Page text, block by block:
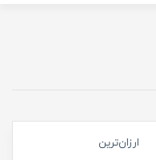
ارزان‌ترین